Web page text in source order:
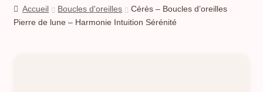
Blog
Accueil Boucles d'oreilles
Cérès – Boucles d’oreilles
Pierre de lune – Harmonie Intuition Sérénité